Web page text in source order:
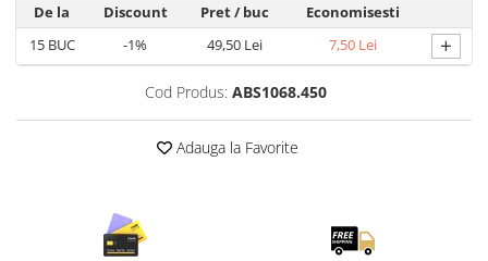
De la
Discount Pret/ buc
Economisesti
15BUC -1% 49,50 Lei 7,50 Lei +
Cod Produs: ABS1068.450
Adauga la Favorite